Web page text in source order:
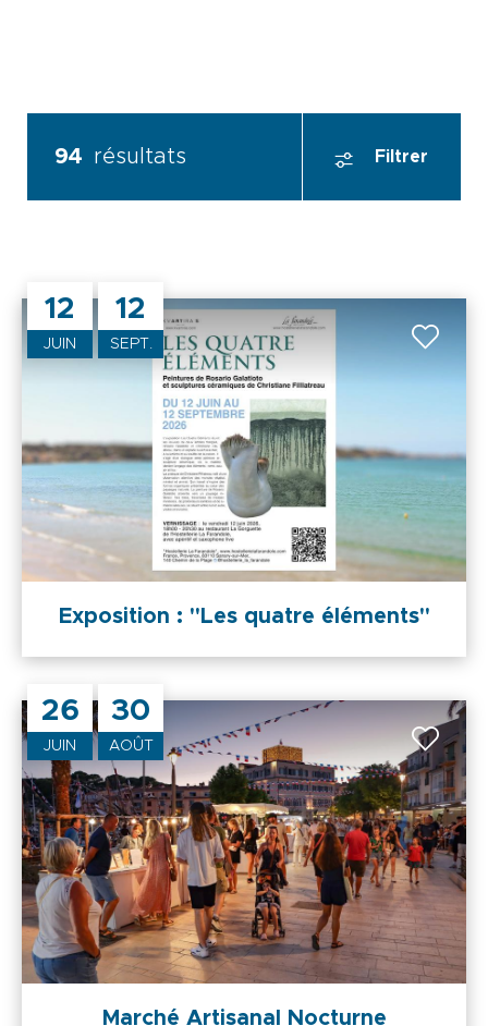
94 résultats Filtrer
12
JUIN
12
SEPT.
Exposition : "Les quatre éléments"
26
JUIN
30
AOÛT
Marché Artisanal Nocturne